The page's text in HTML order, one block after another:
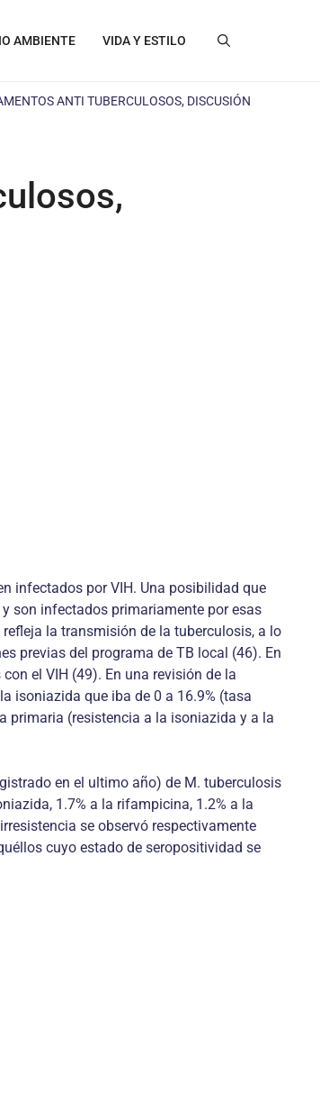
AMBIENTE VIDA Y ESTILO
ANTI TUBERCULOSOS, DISCUSIÓN
infectados por VIH. Una posibilidad que
son infectados primariamente por esas
la transmisión de la tuberculosis, a lo
previas del programa de TB local (46). En
el VIH (49). En una revisión de la
isoniazida que iba de 0 a 16.9% (tasa
primaria (resistencia a la isoniazida y a la
en el ultimo año) de M. tuberculosis
1.7% a la rifampicina, 1.2% a la
se observó respectivamente
cuyo estado de seropositividad se